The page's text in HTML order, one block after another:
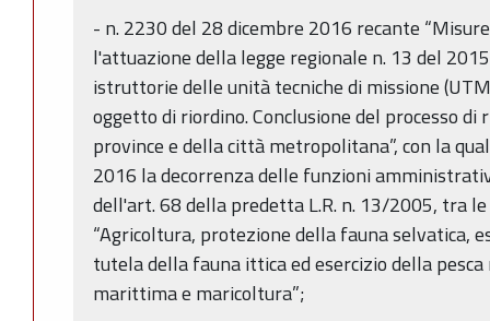
- n. 2230 del 28 dicembre 2016 recante
l'attuazione della legge regionale n. 13 del
istruttorie delle unità tecniche di missione
oggetto di riordino. Conclusione del processo
province e della città metropolitana”, con la
2016 la decorrenza delle funzioni
dell'art. 68 della predetta L.R. n. 13/2005, tra
“Agricoltura, protezione della fauna selvatica,
tutela della fauna ittica ed esercizio della
marittima e maricoltura”;